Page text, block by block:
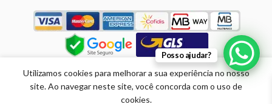
Utilizamos cookies para melhorar a sua experiência no nosso
site. Ao navegar neste site, você concorda com o uso de
cookies.
Ganchos De Cabelo
5,00€3,75€
Posso ajudar?